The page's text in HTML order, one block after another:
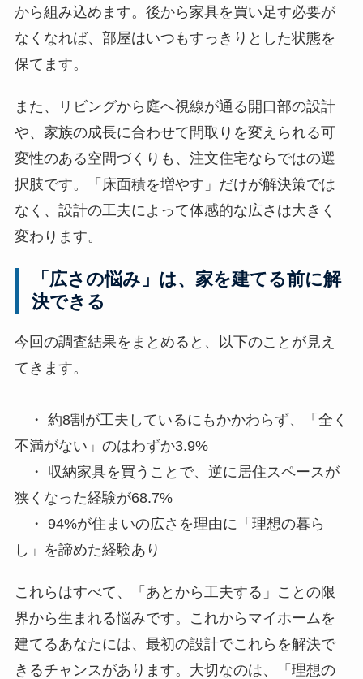
から組み込めます。後から家具を買い足す必要が
なくなれば、部屋はいつもすっきりとした状態を
保てます。
また、リビングから庭へ視線が通る開口部の設計
や、家族の成長に合わせて間取りを変えられる可
変性のある空間づくりも、注文住宅ならではの選
択肢です。「床面積を増やす」だけが解決策では
なく、設計の工夫によって体感的な広さは大きく
変わります。
「広さの悩み」は、家を建てる前に解
決できる
今回の調査結果をまとめると、以下のことが見え
てきます。
・ 約8割が工夫しているにもかかわらず、「全く
不満がない」のはわずか3.9%
・ 収納家具を買うことで、逆に居住スペースが
狭くなった経験が68.7%
・ 94%が住まいの広さを理由に「理想の暮ら
し」を諦めた経験あり
これらはすべて、「あとから工夫する」ことの限
界から生まれる悩みです。これからマイホームを
建てるあなたには、最初の設計でこれらを解決で
きるチャンスがあります。大切なのは、「理想の